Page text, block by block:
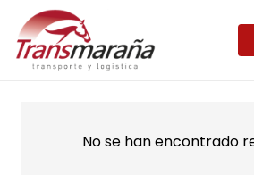
No se han encontrado